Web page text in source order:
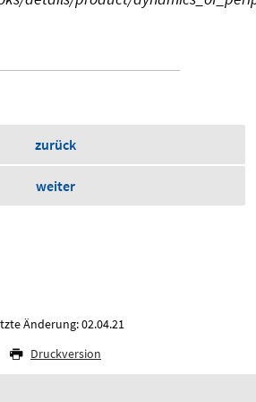
zurück
weiter
Änderung: 02.04.21
Druckversion